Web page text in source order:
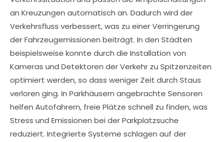
an Kreuzungen automatisch an. Dadurch wird der
Verkehrsfluss verbessert, was zu einer Verringerung
der Fahrzeugemissionen beiträgt. In den Städten
beispielsweise konnte durch die Installation von
Kameras und Detektoren der Verkehr zu Spitzenzeiten
optimiert werden, so dass weniger Zeit durch Staus
verloren ging. In Parkhäusern angebrachte Sensoren
helfen Autofahrern, freie Plätze schnell zu finden, was
Stress und Emissionen bei der Parkplatzsuche
reduziert. Integrierte Systeme schlagen auf der